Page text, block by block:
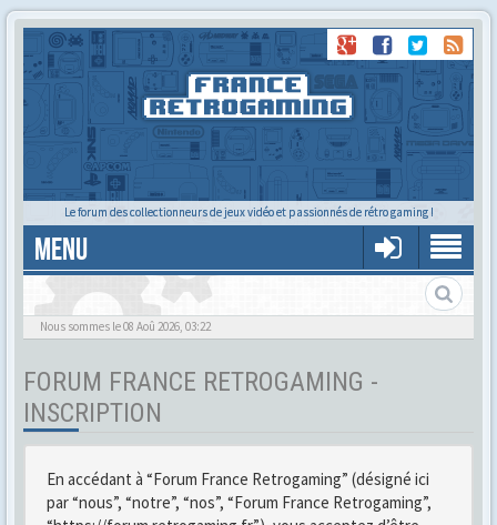
Le forum des collectionneurs de jeux vidéo et passionnés de rétro gaming !
MENU
Gère ton profil et tes préférences
Nous sommes le 08 Aoû 2026, 03:22
FORUM FRANCE RETROGAMING -
INSCRIPTION
En accédant à “Forum France Retrogaming” (désigné ici
par “nous”, “notre”, “nos”, “Forum France Retrogaming”,